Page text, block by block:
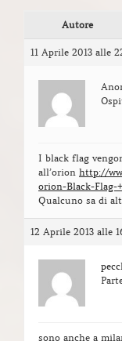
Autore
11 Aprile 2013 alle
I black flag
all’orion http://
orion-Black-Flag-
Qualcuno sa di
12 Aprile 2013 alle
sono anche a